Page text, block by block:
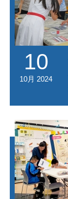
10
10月 2024